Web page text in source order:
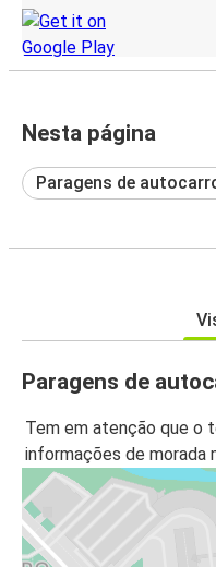
Nesta página
Paragens de
Paragens de
Tem em atenção que o
informações de morada